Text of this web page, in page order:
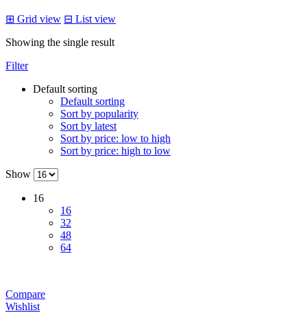
⊞ Grid view ⊟ List view
Showing the single result
Filter
Default sorting
Default sorting
Sort by popularity
Sort by latest
Sort by price: low to high
Sort by price: high to low
Show
16
16
32
48
64
Compare
Wishlist